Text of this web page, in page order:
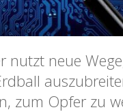
nutzt neue
zum Opfer zu